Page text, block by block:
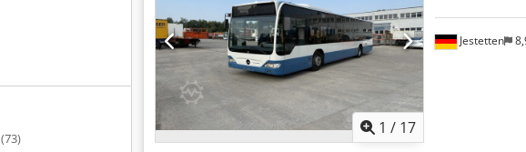
(73)
1 / 17
Jestetten